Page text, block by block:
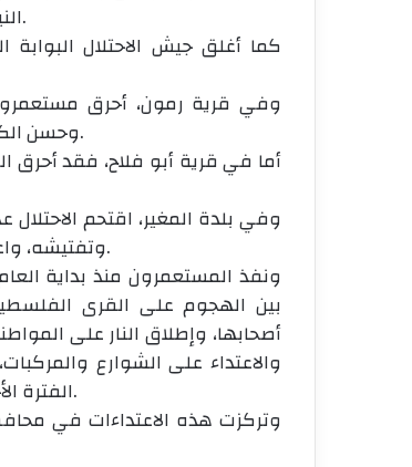
النيران إلى واجهة منزله، ومركبتين للمواطن سامر مصطفى يوسف.
كما أغلق جيش الاحتلال
وحسن الكفارعة ومهند الكفارعة، وخطوا شعارات عنصرية على منزل الأخير.
أما في قرية أبو فلاح، فقد
وفي بلدة المغير، اقتحم
وتفتيشه، واعتدى على الشاب حسين صقر أبو عليا (27 عاما)، بالضرب على رأسه.
بين الهجوم على القرى
أصحابها، وإطلاق النار على
والاعتداء على الشوارع
الفترة الأخيرة مثلما حدث في قرى كفر مالك والمغير وبيتا وسنجل وغيرها.